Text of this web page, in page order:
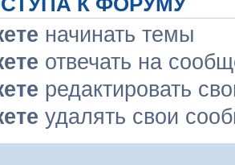
начинать темы
отвечать на
редактировать
удалять свои